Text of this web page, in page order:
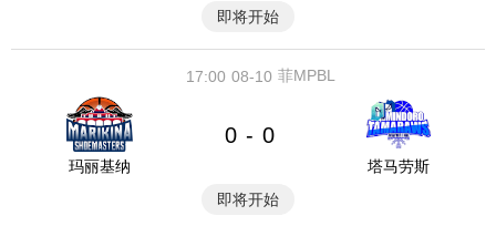
即将开始
08-10
17:00 菲MPBL
玛丽基纳
0 - 0
塔马劳斯
即将开始